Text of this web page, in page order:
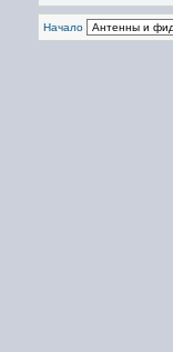
Начало